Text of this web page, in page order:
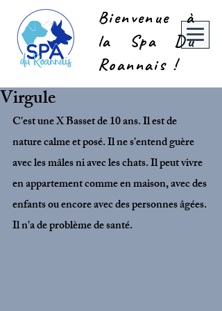
Bienvenue à
la Spa Du
Roannais !
Virgule
C'est une X Basset de 10 ans. Il est de
nature calme et posé. Il ne s'entend guère
avec les mâles ni avec les chats. Il peut vivre
en appartement comme en maison, avec des
enfants ou encore avec des personnes âgées.
Il n'a de problème de santé.